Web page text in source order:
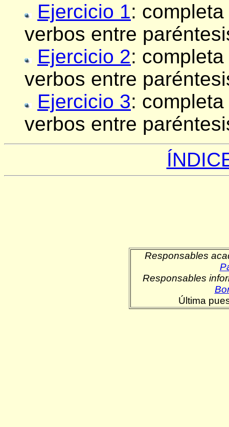
Ejercicio 1:
verbos entre
Ejercicio 2:
verbos entre
Ejercicio 3:
verbos entre
Responsables
Responsables
Última